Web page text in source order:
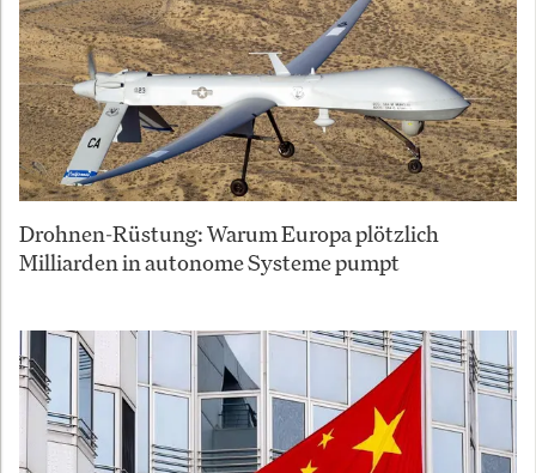
Drohnen-Rüstung: Warum Europa plötzlich
Milliarden in autonome Systeme pumpt